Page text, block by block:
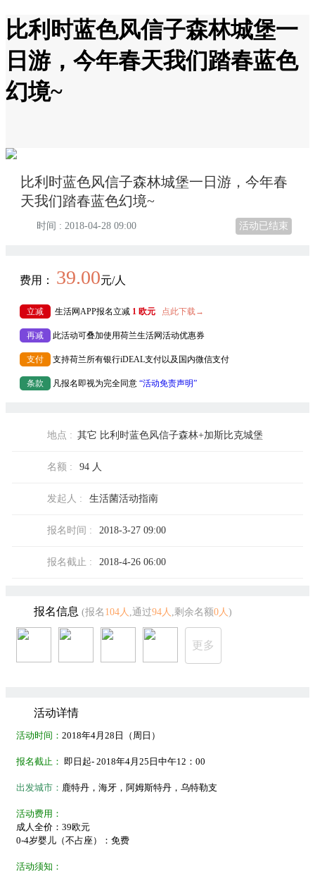
比利时蓝色风信子森林城堡一
日游，今年春天我们踏春蓝色
幻境~
比利时蓝色风信子森林城堡一日游，今年春
天我们踏春蓝色幻境~
活动已结束
时间 : 2018-04-28 09:00
费用： 39.00元/人
立减 生活网APP报名立减 1 欧元 点此下载→
再减 此活动可叠加使用荷兰生活网活动优惠券
支付 支持荷兰所有银行iDEAL支付以及国内微信支付
条款 凡报名即视为完全同意 “活动免责声明”
地点 : 其它 比利时蓝色风信子森林+加斯比克城堡
名额 : 94 人
发起人 : 生活菌活动指南
报名时间 : 2018-3-27 09:00
报名截止 : 2018-4-26 06:00
报名信息 (报名 104人 ,通过94人 ,剩余名额0人 )
更多
活动详情
活动时间： 2018年4月28日（周日）
报名截止： 即日起- 2018年4月25日中午12：00
出发城市： 鹿特丹，海牙，阿姆斯特丹，乌特勒支
活动费用：
成人全价：39欧元
0-4岁婴儿（不占座）：免费
活动须知：